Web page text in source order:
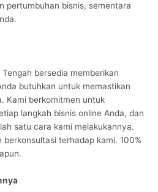
pertumbuhan bisnis, sementara
bersedia memberikan
butuhkan untuk memastikan
Kami berkomitmen untuk
langkah bisnis online Anda, dan
satu cara kami melakukannya.
terhadap kami. 100%